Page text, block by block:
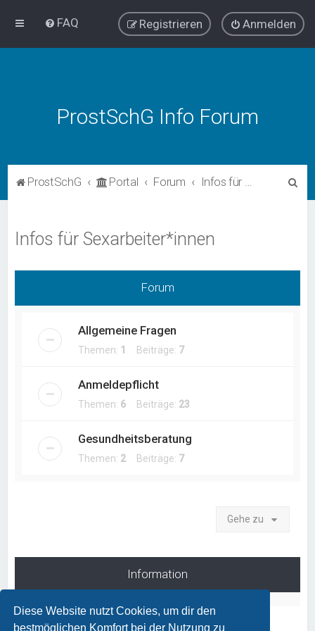
Diese Website nutzt Cookies, um dir den
bestmöglichen Komfort bei der Nutzung zu
FAQ Anmelden
Registrieren
ProstSchG Info Forum
ProstSchG Portal Forum Infos für Sexarbeiter*innen
Infos für Sexarbeiter*innen
Forum
Allgemeine Fragen
Themen: 1 Beiträge: 7
Anmeldepflicht
Themen: 6 Beiträge: 23
Gesundheitsberatung
Themen: 2Beiträge: 7
Gehe zu
Information